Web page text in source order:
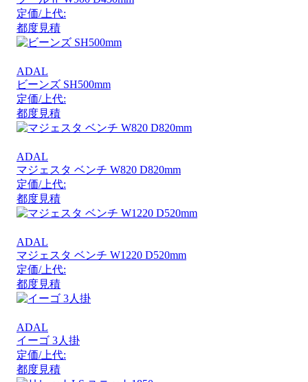
定価/上代:
都度見積
ADAL
ビーンズ SH500mm
定価/上代:
都度見積
ADAL
マジェスタ ベンチ W820 D820mm
定価/上代:
都度見積
ADAL
マジェスタ ベンチ W1220 D520mm
定価/上代:
都度見積
ADAL
イーゴ 3人掛
定価/上代:
都度見積